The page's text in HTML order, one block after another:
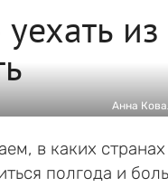
из
Анна
в каких странах
полгода и